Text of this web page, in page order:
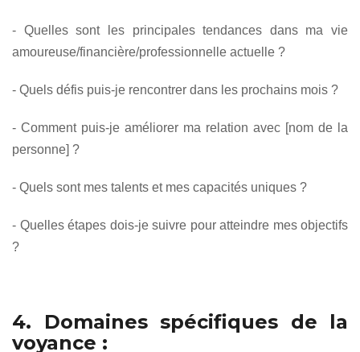
- Quelles sont les principales tendances dans ma vie
amoureuse/financière/professionnelle actuelle ?
- Quels défis puis-je rencontrer dans les prochains mois ?
- Comment puis-je améliorer ma relation avec [nom de la
personne] ?
- Quels sont mes talents et mes capacités uniques ?
- Quelles étapes dois-je suivre pour atteindre mes objectifs
?
4. Domaines spécifiques de la
voyance :